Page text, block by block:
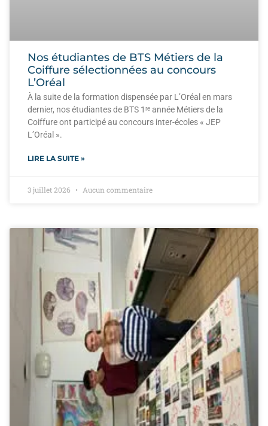
Nos étudiantes de BTS Métiers de la
Coiffure sélectionnées au concours
L’Oréal
À la suite de la formation dispensée par L’Oréal en mars
dernier, nos étudiantes de BTS 1ʳᵉ année Métiers de la
Coiffure ont participé au concours inter-écoles « JEP
L’Oréal ».
LIRE LA SUITE »
3 juillet 2026 Aucun commentaire